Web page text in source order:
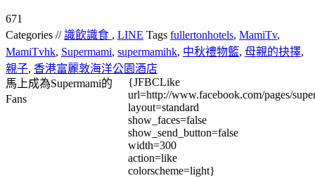
671
Categories //識飲識食 , LINE Tags fullertonhotels, MamiTv,
MamiTvhk, Supermami, supermamihk, 中秋禮物籃, 母親的抉擇,
親子, 香港富麗敦海洋公園酒店
馬上成為Supermami的
Fans
{JFBCLike
url=http://www.facebook.com/pages/
layout=standard
show_faces=false
show_send_button=false
width=300
action=like
colorscheme=light}